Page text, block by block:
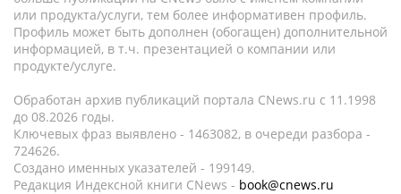
или продукта/услуги, тем более информативен профиль.
Профиль может быть дополнен (обогащен) дополнительной
информацией, в т.ч. презентацией о компании или
продукте/услуге.
Обработан архив публикаций портала CNews.ru c 11.1998
до 08.2026 годы.
Ключевых фраз выявлено - 1463082, в очереди разбора -
724626.
Создано именных указателей - 199149.
Редакция Индексной книги CNews - book@cnews.ru